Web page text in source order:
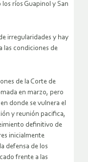
ríos Guapinol y San
irregularidades y hay
las condiciones de
de la Corte de
en marzo, pero
donde se vulnera el
y reunión pacifica,
definitivo de
inicialmente
defensa de los
frente a las